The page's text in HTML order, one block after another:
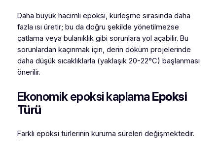
Daha büyük hacimli epoksi, kürleşme sırasında daha
fazla ısı üretir; bu da doğru şekilde yönetilmezse
çatlama veya bulanıklık gibi sorunlara yol açabilir. Bu
sorunlardan kaçınmak için, derin döküm projelerinde
daha düşük sıcaklıklarla (yaklaşık 20-22°C) başlanması
önerilir.
Ekonomik epoksi kaplamaEpoksi
Türü
Farklı epoksi türlerinin kuruma süreleri değişmektedir.